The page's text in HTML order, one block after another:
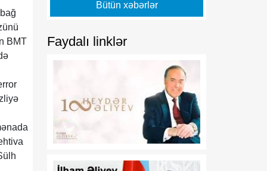
BMT
yekunlaşması üçün zəmin
yaradıb
Prezidentin Mətbuat
Xidmətinin məlumatı
08 Avqust
Əlisa Nicatın 90 illik
yubileyinə həsr edilmiş
kitab sərgisi təqdim olunub
19:30
08 Avqust
keçək?! 5” yarışına rekord
08 Avqust
Bütün xəbərlər
Faydalı linklər